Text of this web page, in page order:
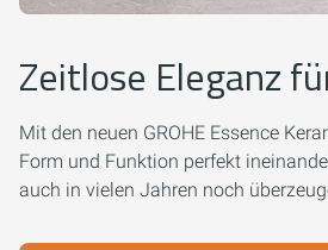
Zeitlose Eleganz
Mit den neuen GROHE Essence
Form und Funktion perfekt
auch in vielen Jahren noch